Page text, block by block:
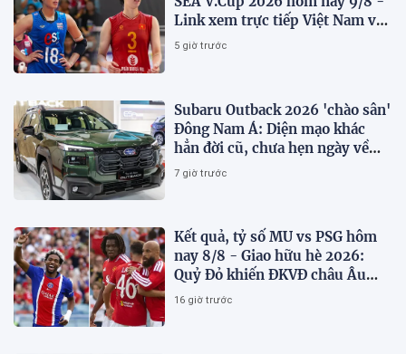
Link xem trực tiếp Việt Nam vs
Thái Lan
5 giờ trước
Subaru Outback 2026 'chào sân'
Đông Nam Á: Diện mạo khác
hẳn đời cũ, chưa hẹn ngày về
Việt Nam
7 giờ trước
Kết quả, tỷ số MU vs PSG hôm
nay 8/8 - Giao hữu hè 2026:
Quỷ Đỏ khiến ĐKVĐ châu Âu
toát mồ hôi
16 giờ trước